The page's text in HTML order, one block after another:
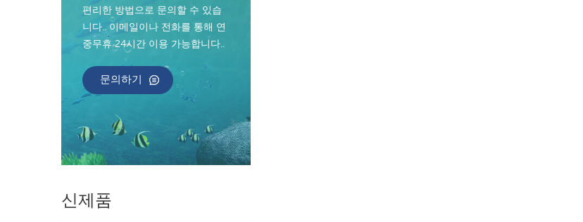
편리한 방법으로 문의할 수 있습
니다.. 이메일이나 전화를 통해 연
중무휴 24시간 이용 가능합니다..
문의하기
신제품